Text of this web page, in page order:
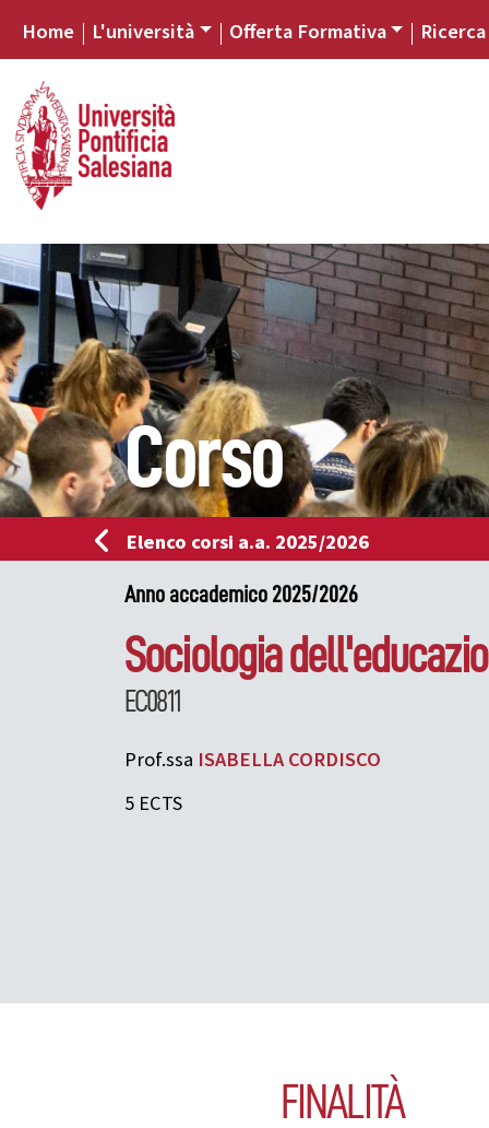
Home L'università Offerta Formativa
Corso
Elenco corsi a.a. 2025/2026
Anno accademico 2025/2026
Sociologia
EC0811
Prof.ssa ISABELLACORDISCO
5 ECTS
FINALITÀ